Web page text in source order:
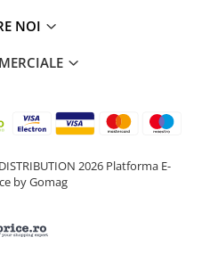
NOI
2026 Platforma E-
by Gomag